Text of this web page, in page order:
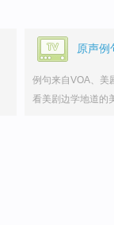
原声例
例句来自VOA、美
看美剧边学地道的